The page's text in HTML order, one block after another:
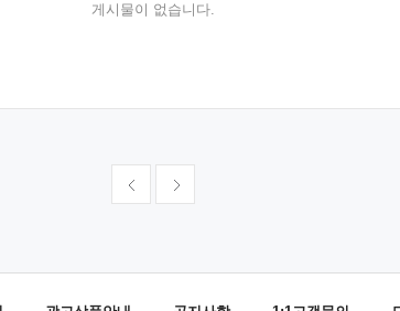
게시물이 없습니다.